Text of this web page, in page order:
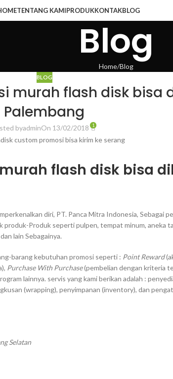
TENTANG KAMIPRODUKKONTAKBLOG
Blog
Home Blog
BLOG
murah flash disk bisa
Palembang
byadminOn 13/02/2018 1
flash disk bisa
diri, PT. Panca Mitra Indonesia, Sebagai
Produk seperti pulpen, tempat minum, aneka
lain Sebagainya.
barang kebutuhan promosi seperti : Point Reward
Purchase With Purchase(pembelian dengan kriteria
lainnya. servis yang kami berikan adalah :
(wrapping), penyimpanan (inventory), dan
Selatan